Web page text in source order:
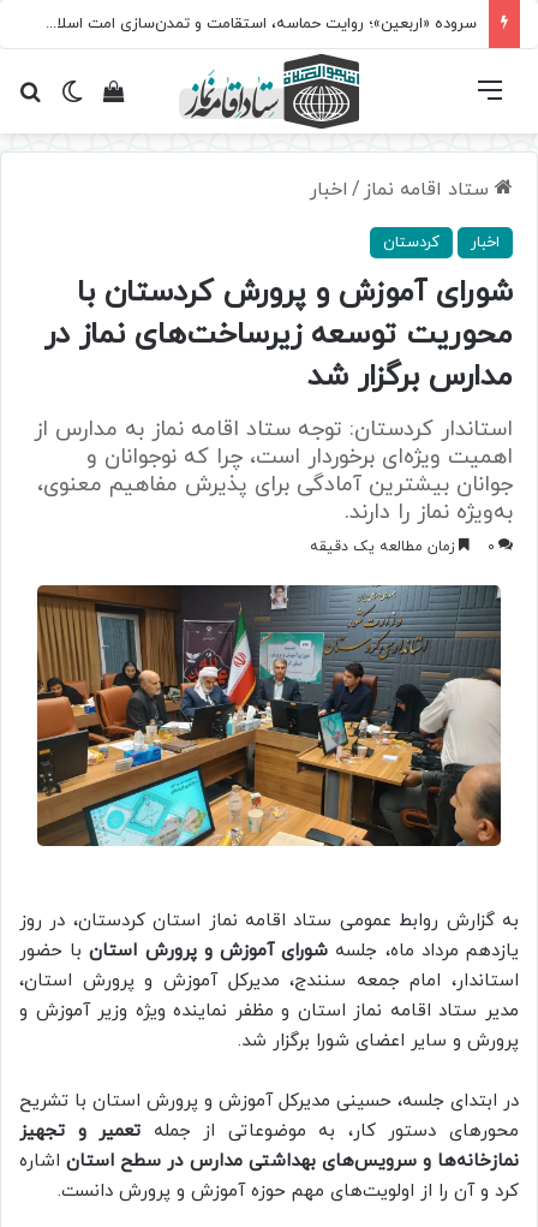
سروده‌ «اربعین»؛ روایت حماسه، استقامت و تمدن‌سازی امت اسلامی
تغییرمشاهده فهرست
ستاد اقامه نماز / اخبار
اخبار کردستان
شورای آموزش و پرورش کردستان با
محوریت توسعه زیرساخت‌های نماز در
مدارس برگزار شد
استاندار کردستان: توجه ستاد اقامه نماز به مدارس از
اهمیت ویژه‌ای برخوردار است، چرا که نوجوانان و
جوانان بیشترین آمادگی برای پذیرش مفاهیم معنوی،
به‌ویژه نماز را دارند.
0 زمان مطالعه یک دقیقه
به گزارش روابط عمومی ستاد اقامه نماز استان کردستان، در روز
یازدهم مرداد ماه، جلسه شورای آموزش و پرورش استانبا حضور
استاندار، امام جمعه سنندج، مدیرکل آموزش و پرورش استان،
مدیر ستاد اقامه نماز استان و مظفر نماینده ویژه وزیر آموزش و
پرورش و سایر اعضای شورا برگزار شد.
در ابتدای جلسه، حسینی مدیرکل آموزش و پرورش استان با تشریح
محورهای دستور کار، به موضوعاتی از جمله تعمیر و تجهیز
نمازخانه‌ها و سرویس‌های بهداشتی مدارس در سطح استاناشاره
کرد و آن را از اولویت‌های مهم حوزه آموزش و پرورش دانست.